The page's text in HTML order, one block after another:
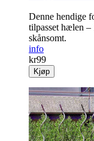
Denne hendige
til­passet hælen –
skånsomt.
info
kr99
Kjøp